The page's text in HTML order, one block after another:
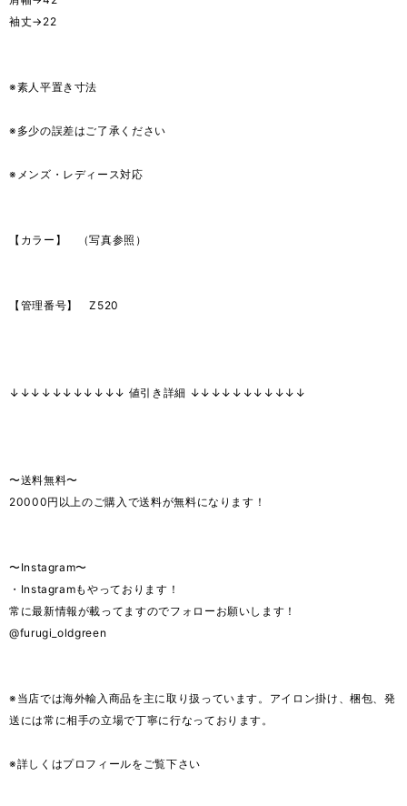
袖丈→22
※素人平置き寸法
※多少の誤差はご了承ください
※メンズ・レディース対応
【カラー】 （写真参照）
【管理番号】 Z520
↓↓↓↓↓↓↓↓↓↓↓ 値引き詳細 ↓↓↓↓↓↓↓↓↓↓↓
〜送料無料〜
20000円以上のご購入で送料が無料になります！
〜Instagram〜
・Instagramもやっております！
常に最新情報が載ってますのでフォローお願いします！
@furugi_oldgreen
※当店では海外輸入商品を主に取り扱っています。アイロン掛け、梱包、発
送には常に相手の立場で丁寧に行なっております。
※詳しくはプロフィールをご覧下さい